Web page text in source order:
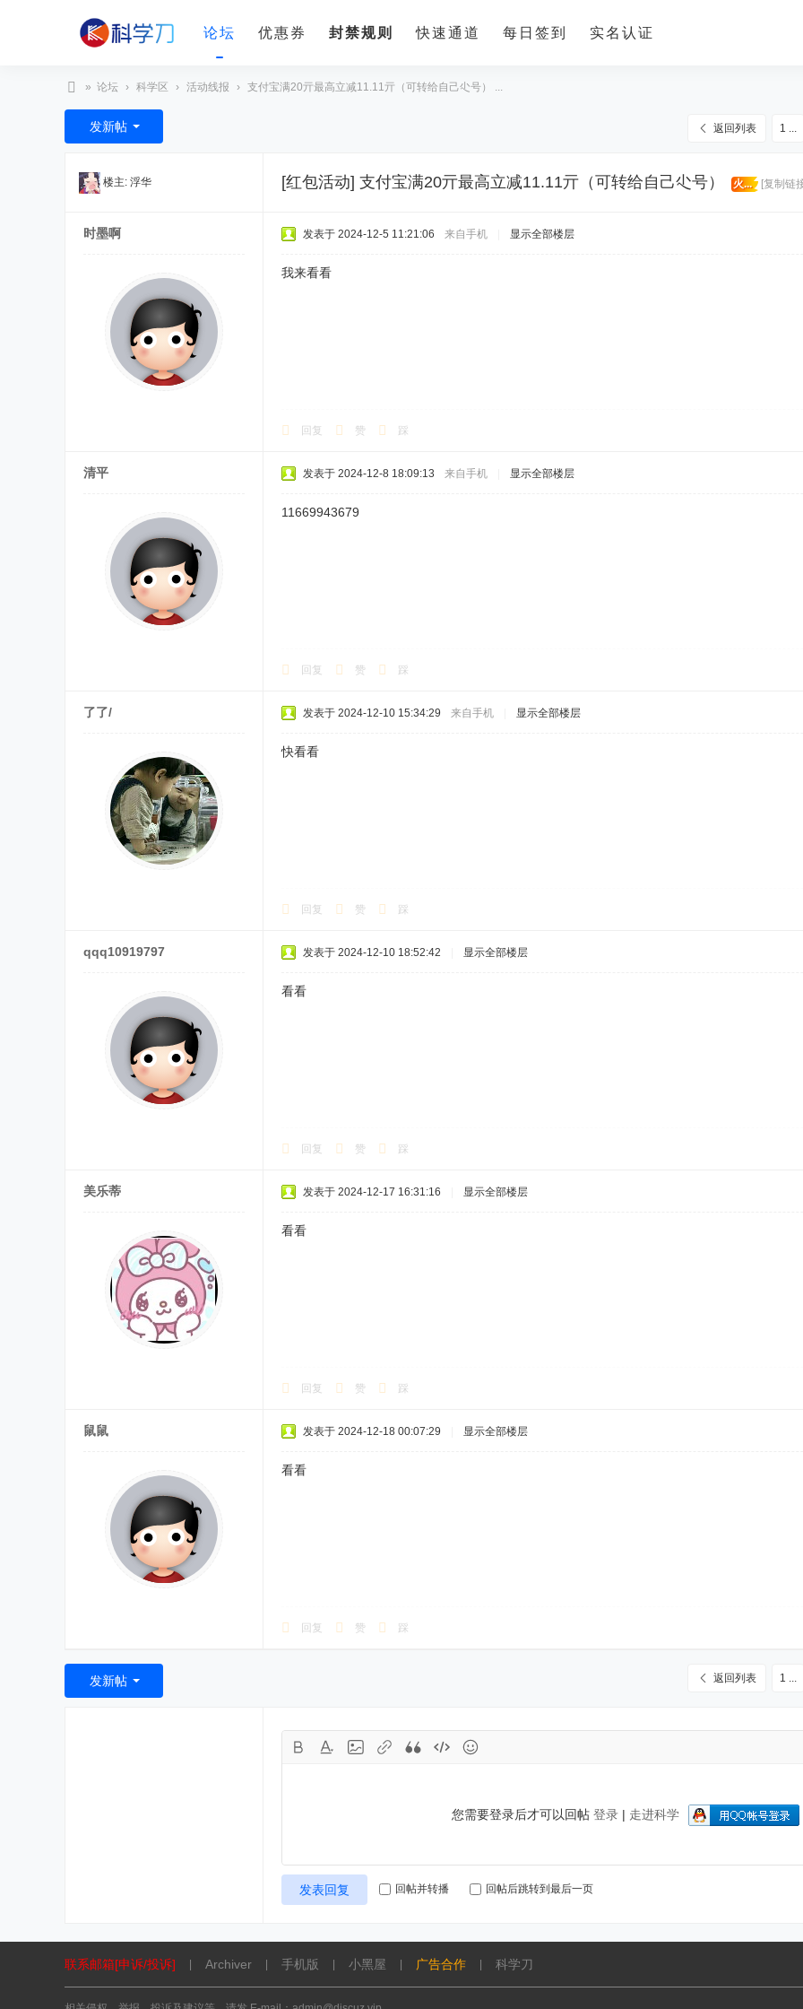
论坛 优惠券 封禁规则 快速通道 每日签到 实名认证
科
学
» 论坛 › 科学区 › 活动线报 › 支付宝满20亓最高立减11.11亓（可转给自己尐号） ...
1 ...
返回列表
发新帖
楼主: 浮华 [红包活动] 支付宝满20亓最高立减11.11亓（可转给自己尐号） 火... [复制链
时墨啊 发表于 2024-12-5 11:21:06 来自手机 显示全部楼层
我来看看
回复 赞 踩
清平 发表于 2024-12-8 18:09:13 来自手机 显示全部楼层
11669943679
回复 赞 踩
了了/ 发表于 2024-12-10 15:34:29 来自手机 显示全部楼层
快看看
回复 赞 踩
qqq10919797 发表于 2024-12-10 18:52:42 显示全部楼层
看看
回复 赞 踩
美乐蒂 发表于 2024-12-17 16:31:16 显示全部楼层
看看
回复 赞 踩
鼠鼠 发表于 2024-12-18 00:07:29 显示全部楼层
看看
回复 赞 踩
1 ...
返回列表
发新帖
您需要登录后才可以回帖 登录| 走进科学
发表回复 回帖并转播 回帖后跳转到最后一页
联系邮箱[申诉/投诉] Archiver 手机版 小黑屋 广告合作 科学刀